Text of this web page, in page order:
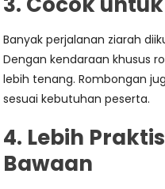
Banyak perjalanan ziarah
Dengan kendaraan khusus
lebih tenang. Rombongan
sesuai kebutuhan peserta.
4. Lebih
Bawaan